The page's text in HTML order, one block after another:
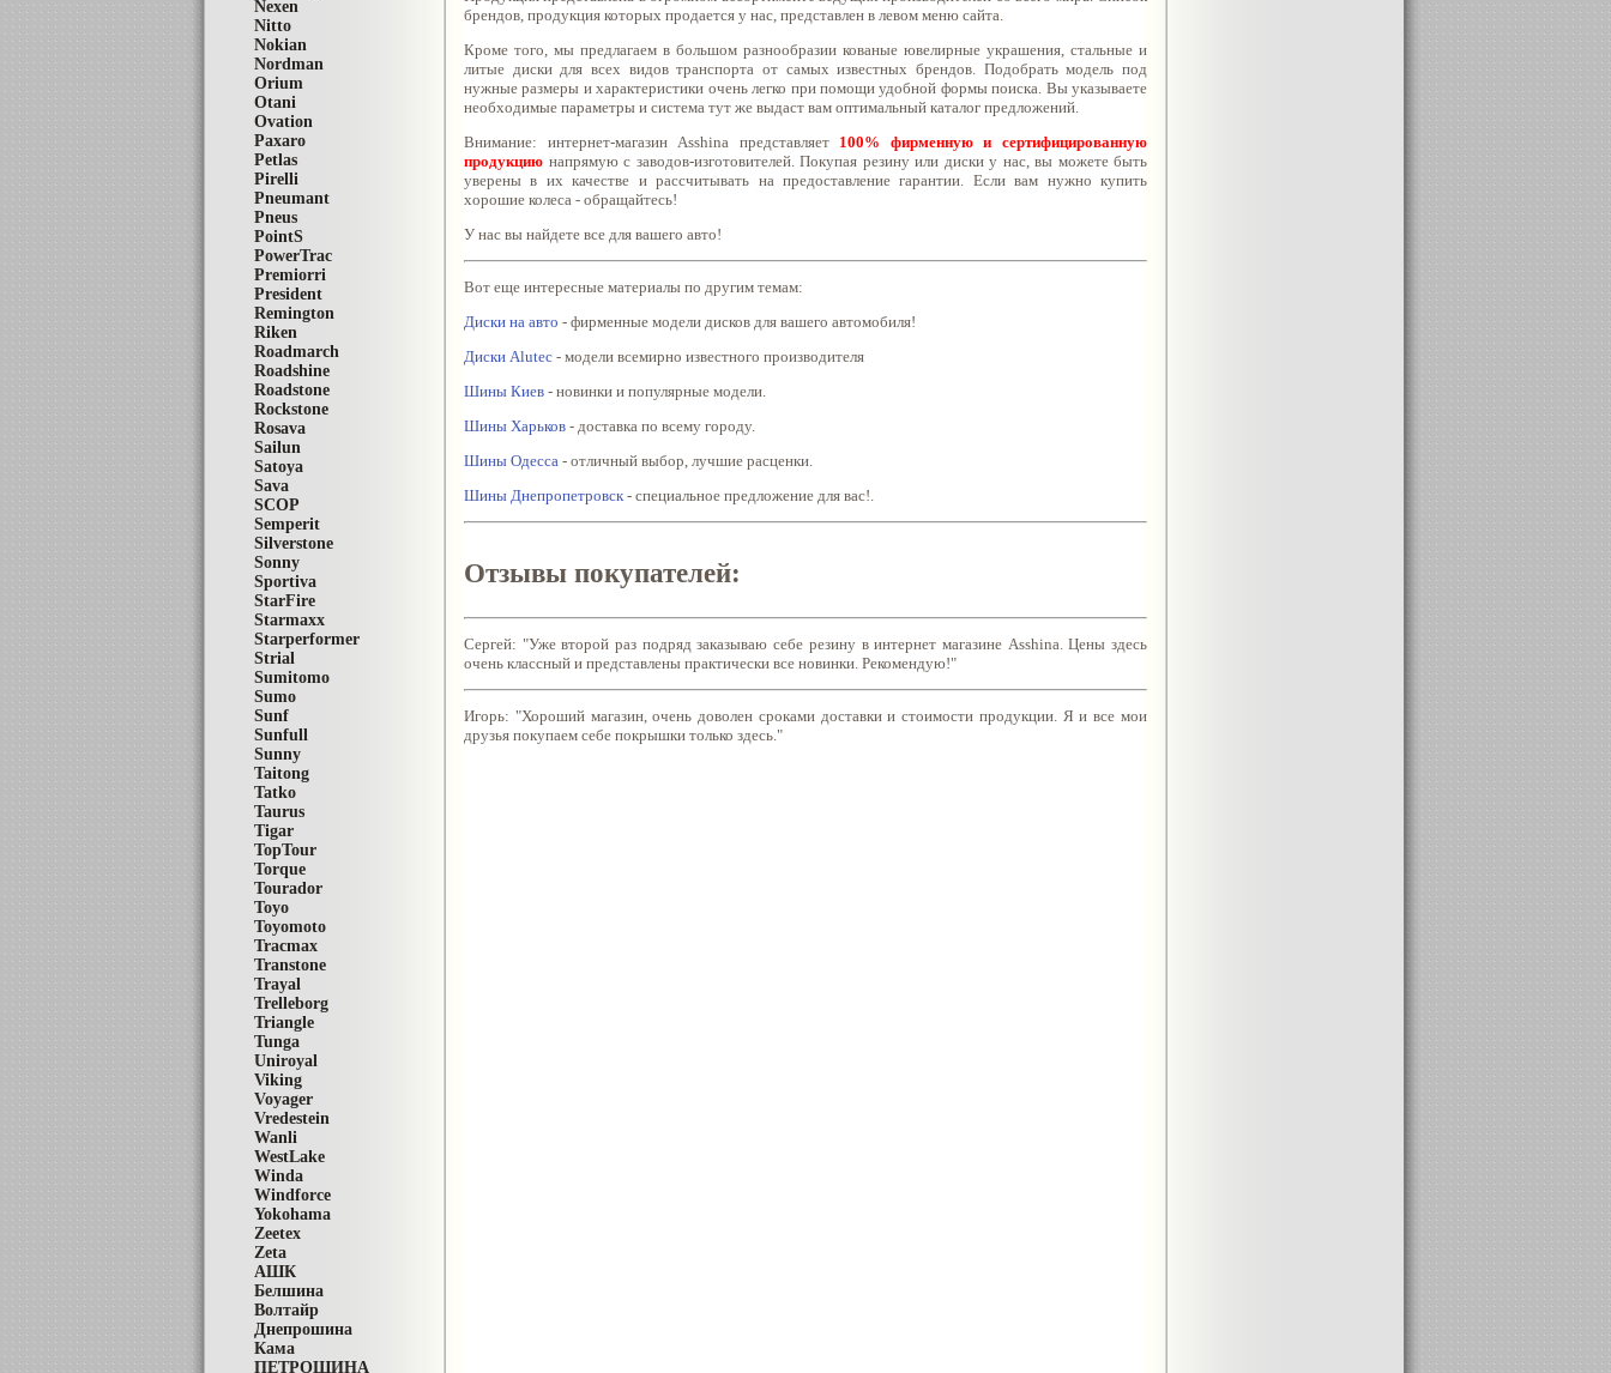
Nexen
Nitto
Nokian
Nordman
Orium
Otani
Ovation
Paxaro
Petlas
Pirelli
Pneumant
Pneus
PointS
PowerTrac
Premiorri
President
Remington
Riken
Roadmarch
Roadshine
Roadstone
Rockstone
Rosava
Sailun
Satoya
Sava
SCOP
Semperit
Silverstone
Sonny
Sportiva
StarFire
Starmaxx
Starperformer
Strial
Sumitomo
Sumo
Sunf
Sunfull
Sunny
Taitong
Tatko
Taurus
Tigar
TopTour
Torque
Tourador
Toyo
Toyomoto
Tracmax
Transtone
Trayal
Trelleborg
Triangle
Tunga
Uniroyal
Viking
Voyager
Vredestein
Wanli
WestLake
Winda
Windforce
Yokohama
Zeetex
Zeta
АШК
Белшина
Волтайр
Днепрошина
Кама
ПЕТРОШИНА
брендов, продукция которых продается у нас, представлен в левом меню сайта.
Кроме того, мы предлагаем в большом разнообразии кованые ювелирные украшения , стальные и
литые диски для всех видов транспорта от самых известных брендов. Подобрать модель под
нужные размеры и характеристики очень легко при помощи удобной формы поиска. Вы указываете
необходимые параметры и система тут же выдаст вам оптимальный каталог предложений.
Внимание: интернет-магазин Asshina представляет 100% фирменную и сертифицированную
продукцию напрямую с заводов-изготовителей. Покупая резину или диски у нас, вы можете быть
уверены в их качестве и рассчитывать на предоставление гарантии. Если вам нужно купить
хорошие колеса - обращайтесь!
У нас вы найдете все для вашего авто!
Вот еще интересные материалы по другим темам:
Диски на авто - фирменные модели дисков для вашего автомобиля!
Диски Alutec - модели всемирно известного производителя
Шины Киев - новинки и популярные модели.
Шины Харьков - доставка по всему городу.
Шины Одесса - отличный выбор, лучшие расценки.
Шины Днепропетровск - специальное предложение для вас!.
Отзывы покупателей:
Сергей: "Уже второй раз подряд заказываю себе резину в интернет магазине Asshina. Цены здесь
очень классный и представлены практически все новинки. Рекомендую!"
Игорь: "Хороший магазин, очень доволен сроками доставки и стоимости продукции. Я и все мои
друзья покупаем себе покрышки только здесь."